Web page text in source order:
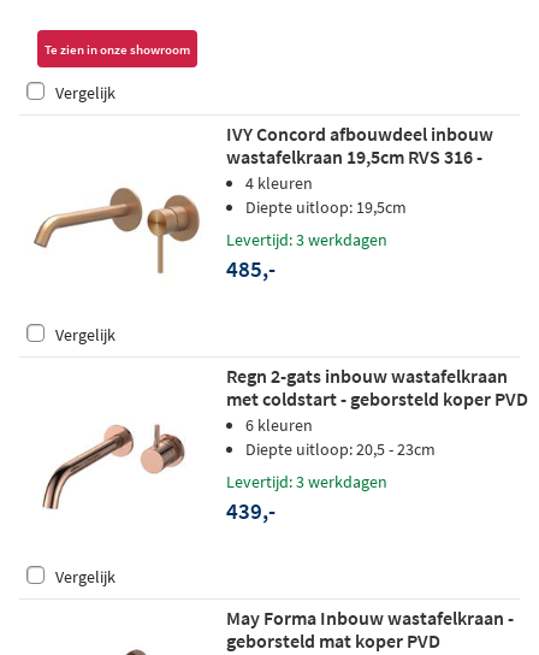
Te zien in onze showroom
Vergelijk
IVY Concord afbouwdeel inbouw
wastafelkraan 19,5cm RVS 316 -
geborsteld mat koper PVD
4 kleuren
Diepte uitloop: 19,5cm
Levertijd: 3 werkdagen
485,-
Vergelijk
Regn 2-gats inbouw wastafelkraan
met coldstart - geborsteld koper PVD
6 kleuren
Diepte uitloop: 20,5 - 23cm
Levertijd: 3 werkdagen
439,-
Vergelijk
May Forma Inbouw wastafelkraan -
geborsteld mat koper PVD